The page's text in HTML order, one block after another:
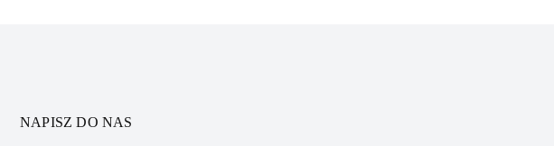
NAPISZ DO NAS